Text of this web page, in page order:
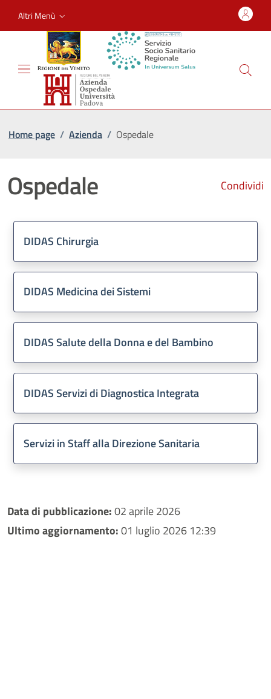
Altri Menù
Home page / Azienda / Ospedale
Condividi
Ospedale
DIDAS Chirurgia
DIDAS Medicina dei Sistemi
DIDAS Salute della Donna e del Bambino
DIDAS Servizi di Diagnostica Integrata
Servizi in Staff alla Direzione Sanitaria
Data di pubblicazione:02 aprile 2026
Ultimo aggiornamento:01 luglio 2026 12:39